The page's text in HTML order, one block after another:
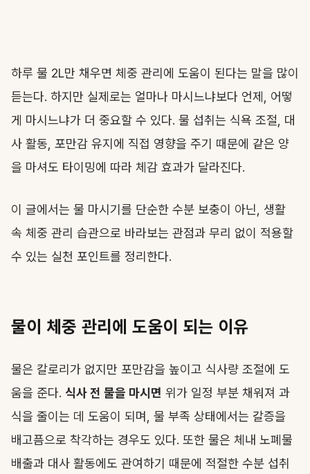
하루 물 2L만 채우면 체중 관리에 도움이 된다는 말을 많이
듣는다. 하지만 실제로는 얼마나 마시느냐보다 언제, 어떻
게 마시느냐가 더 중요할 수 있다. 물 섭취는 식욕 조절, 대
사 활동, 포만감 유지에 직접 영향을 주기 때문에 같은 양
을 마셔도 타이밍에 따라 체감 효과가 달라진다.
이 글에서는 물 마시기를 단순한 수분 보충이 아닌, 생활
속 체중 관리 습관으로 바라보는 관점과 무리 없이 적용할
수 있는 실천 포인트를 정리한다.
물이 체중 관리에 도움이 되는 이유
물은 칼로리가 없지만 포만감을 높이고 식사량 조절에 도
움을 준다. 식사 전 물을 마시면 위가 일정 부분 채워져 과
식을 줄이는 데 도움이 되며, 물 부족 상태에서는 갈증을
배고픔으로 착각하는 경우도 있다. 또한 물은 체내 노폐물
배출과 대사 활동에도 관여하기 때문에 적절한 수분 섭취